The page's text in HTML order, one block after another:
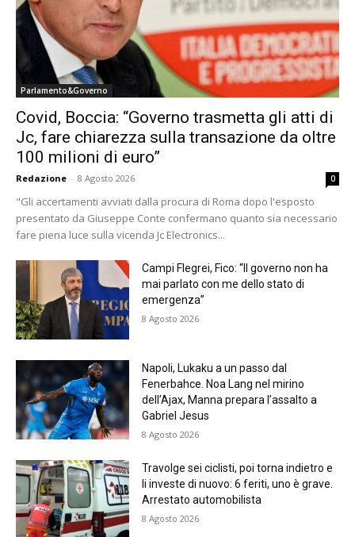
Parlamento&Governo
Covid, Boccia: “Governo trasmetta gli atti di
Jc, fare chiarezza sulla transazione da oltre
100 milioni di euro”
Redazione - 8 Agosto 2026 0
"Gli accertamenti avviati dalla procura di Roma dopo l'esposto
presentato da Giuseppe Conte confermano quanto sia necessario
fare piena luce sulla vicenda Jc Electronics...
Campi Flegrei, Fico: “Il governo non ha
mai parlato con me dello stato di
emergenza”
8 Agosto 2026
Napoli, Lukaku a un passo dal
Fenerbahce. Noa Lang nel mirino
dell’Ajax, Manna prepara l’assalto a
Gabriel Jesus
8 Agosto 2026
Travolge sei ciclisti, poi torna indietro e
li investe di nuovo: 6 feriti, uno è grave.
Arrestato automobilista
8 Agosto 2026